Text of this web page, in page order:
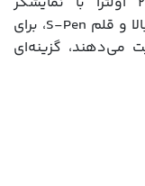
فوق‌العاده، دوربین متنوع، سرعت شارژ بالا و قلم S-Pen، برای
می‌دهند، گزینه‌ای